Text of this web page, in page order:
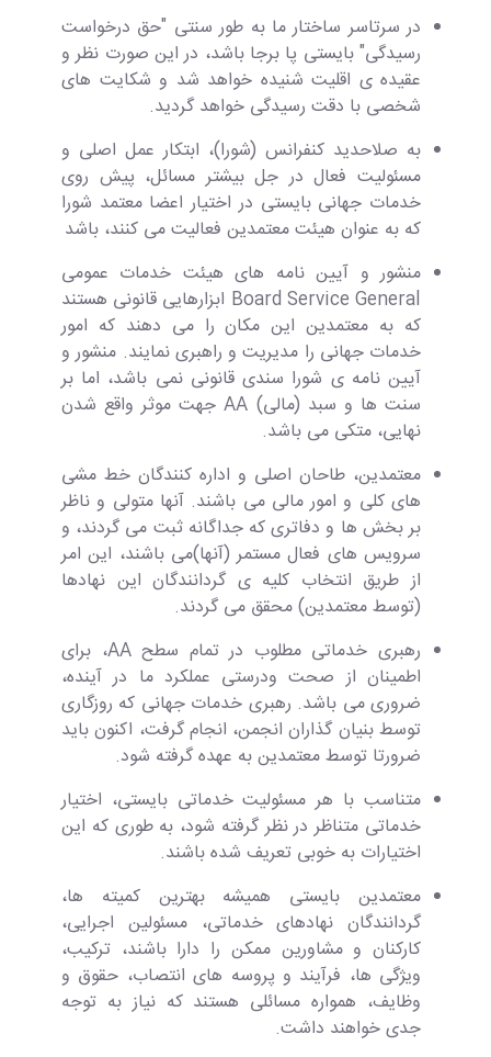
در سرتاسر ساختار ما به طور سنتی "حق درخواست
رسیدگی" بایستی پا برجا باشد، در این صورت نظر و
عقیده ی اقلیت شنیده خواهد شد و شکایت های
شخصی با دقت رسیدگی خواهد گردید.
به صلاحدید کنفرانس (شورا)، ابتکار عمل اصلی و
مسئولیت فعال در جل بیشتر مسائل، پیش روی
خدمات جهانی بایستی در اختیار اعضا معتمد شورا
که به عنوان هیئت معتمدین فعالیت می کنند، باشد
منشور و آیین نامه های هیئت خدمات عمومی
Board Service General ابزارهایی قانونی هستند
که به معتمدین این مکان را می دهند که امور
خدمات جهانی را مدیریت و راهبری نمایند. منشور و
آیین نامه ی شورا سندی قانونی نمی باشد، اما بر
سنت ها و سبد (مالی) AA جهت موثر واقع شدن
نهایی، متکی می باشد.
معتمدین، طاحان اصلی و اداره کنندگان خط مشی
های کلی و امور مالی می باشند. آنها متولی و ناظر
بر بخش ها و دفاتری که جداگانه ثبت می گردند، و
سرویس های فعال مستمر (آنها)می باشند، این امر
از طریق انتخاب کلیه ی گردانندگان این نهادها
(توسط معتمدین) محقق می گردند.
رهبری خدماتی مطلوب در تمام سطح AA، برای
اطمینان از صحت ودرستی عملکرد ما در آینده،
ضروری می باشد. رهبری خدمات جهانی که روزگاری
توسط بنیان گذاران انجمن، انجام گرفت، اکنون باید
ضرورتا توسط معتمدین به عهده گرفته شود.
متناسب با هر مسئولیت خدماتی بایستی، اختیار
خدماتی متناظر در نظر گرفته شود، به طوری که این
اختیارات به خوبی تعریف شده باشند.
معتمدین بایستی همیشه بهترین کمیته ها،
گردانندگان نهادهای خدماتی، مسئولین اجرایی،
کارکنان و مشاورین ممکن را دارا باشند، ترکیب،
ویژگی ها، فرآیند و پروسه های انتصاب، حقوق و
وظایف، همواره مسائلی هستند که نیاز به توجه
جدی خواهند داشت.